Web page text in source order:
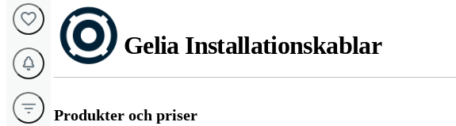
Gelia Installationskablar
Produkter och priser